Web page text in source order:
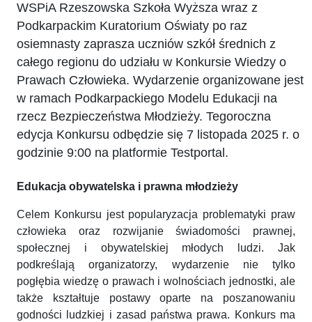
WSPiA Rzeszowska Szkoła Wyższa wraz z
Podkarpackim Kuratorium Oświaty po raz
osiemnasty zaprasza uczniów szkół średnich z
całego regionu do udziału w Konkursie Wiedzy o
Prawach Człowieka. Wydarzenie organizowane jest
w ramach Podkarpackiego Modelu Edukacji na
rzecz Bezpieczeństwa Młodzieży. Tegoroczna
edycja Konkursu odbędzie się 7 listopada 2025 r. o
godzinie 9:00 na platformie Testportal.
Edukacja obywatelska i prawna młodzieży
Celem Konkursu jest popularyzacja problematyki praw
człowieka oraz rozwijanie świadomości prawnej,
społecznej i obywatelskiej młodych ludzi. Jak
podkreślają organizatorzy, wydarzenie nie tylko
pogłębia wiedzę o prawach i wolnościach jednostki, ale
także kształtuje postawy oparte na poszanowaniu
godności ludzkiej i zasad państwa prawa. Konkurs ma